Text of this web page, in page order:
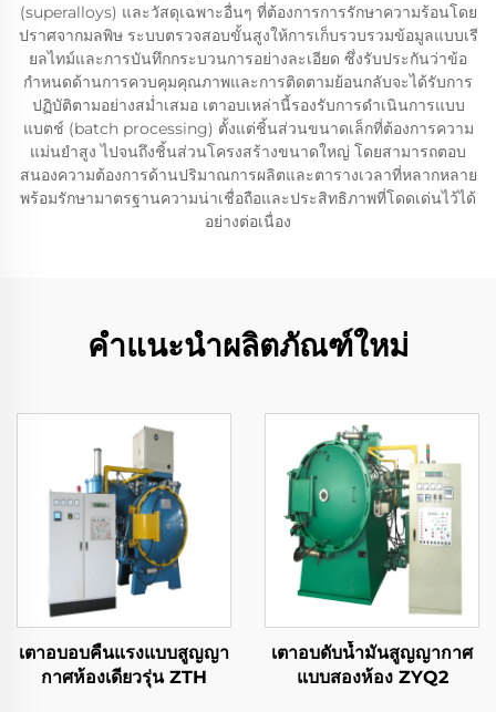
(superalloys) และวัสดุเฉพาะอื่นๆ ที่ต้องการการรักษาความร้อนโดย
ปราศจากมลพิษ ระบบตรวจสอบขั้นสูงให้การเก็บรวบรวมข้อมูลแบบเรี
ยลไทม์และการบันทึกกระบวนการอย่างละเอียด ซึ่งรับประกันว่าข้อ
กำหนดด้านการควบคุมคุณภาพและการติดตามย้อนกลับจะได้รับการ
ปฏิบัติตามอย่างสม่ำเสมอ เตาอบเหล่านี้รองรับการดำเนินการแบบ
แบตช์ (batch processing) ตั้งแต่ชิ้นส่วนขนาดเล็กที่ต้องการความ
แม่นยำสูง ไปจนถึงชิ้นส่วนโครงสร้างขนาดใหญ่ โดยสามารถตอบ
สนองความต้องการด้านปริมาณการผลิตและตารางเวลาที่หลากหลาย
พร้อมรักษามาตรฐานความน่าเชื่อถือและประสิทธิภาพที่โดดเด่นไว้ได้
อย่างต่อเนื่อง
คำแนะนำผลิตภัณฑ์ใหม่
เตาอบอบคืนแรงแบบสูญญา
กาศห้องเดียวรุ่น ZTH
เตาอบดับน้ำมันสูญญากาศ
แบบสองห้อง ZYQ2